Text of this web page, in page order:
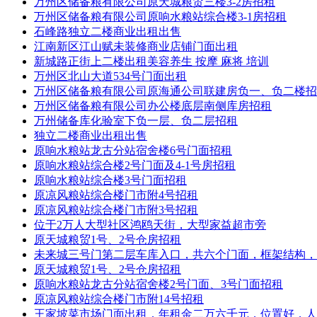
万州区储备粮有限公司原响水粮站综合楼3-1房招租
石峰路独立二楼商业出租出售
江南新区江山赋未装修商业店铺门面出租
新城路正街上二楼出租美容养生 按摩 麻将 培训
万州区北山大道534号门面出租
万州区储备粮有限公司原海通公司联建房负一、负二楼招
万州区储备粮有限公司办公楼底层南侧库房招租
万州储备库化验室下负一层、负二层招租
独立二楼商业出租出售
原响水粮站龙古分站宿舍楼6号门面招租
原响水粮站综合楼2号门面及4-1号房招租
原响水粮站综合楼3号门面招租
原凉风粮站综合楼门市附4号招租
原凉风粮站综合楼门市附3号招租
位于2万人大型社区鸿鸥天街，大型家益超市旁
原天城粮贸1号、2号仓房招租
未来城三号门第二层车库入口，共六个门面，框架结构
原天城粮贸1号、2号仓房招租
原响水粮站龙古分站宿舍楼2号门面、3号门面招租
原凉风粮站综合楼门市附14号招租
王家坡菜市场门面出租，年租金二万六千元，位置好，